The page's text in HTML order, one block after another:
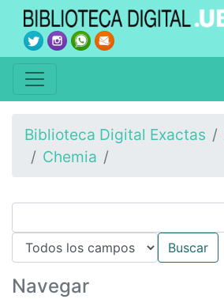
Biblioteca Digital Exactas
Chemia
Navegar